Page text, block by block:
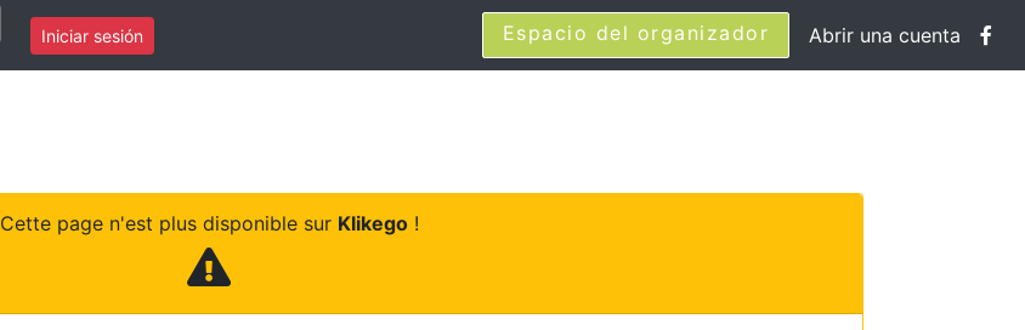
Iniciar sesión Espacio del organizador Abrir una cuenta
Cette page n'est plus disponible sur Klikego!